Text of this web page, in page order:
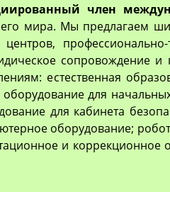
член
мира. Мы предлагаем
сопровождение
естественная
для
для кабинета
оборудование;
и коррекционное